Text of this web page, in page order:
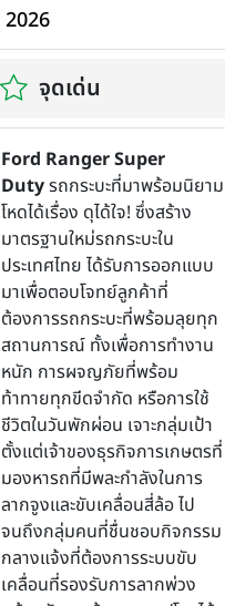
2026
จุดเด่น
Ford Ranger Super
Dutyรถกระบะที่มาพร้อมนิยาม
โหดได้เรื่อง ดุได้ใจ! ซึ่งสร้าง
มาตรฐานใหม่รถกระบะใน
ประเทศไทย ได้รับการออกแบบ
มาเพื่อตอบโจทย์ลูกค้าที่
ต้องการรถกระบะที่พร้อมลุยทุก
สถานการณ์ ทั้งเพื่อการทำงาน
หนัก การผจญภัยที่พร้อม
ท้าทายทุกขีดจำกัด หรือการใช้
ชีวิตในวันพักผ่อน เจาะกลุ่มเป้า
ตั้งแต่เจ้าของธุรกิจการเกษตรที่
มองหารถที่มีพละกำลังในการ
ลากจูงและขับเคลื่อนสี่ล้อ ไป
จนถึงกลุ่มคนที่ชื่นชอบกิจกรรม
กลางแจ้งที่ต้องการระบบขับ
เคลื่อนที่รองรับการลากพ่วง